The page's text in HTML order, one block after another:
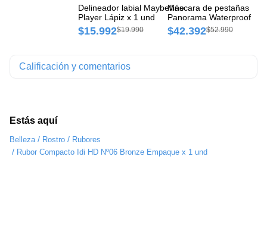
Estás aquí
Belleza / Rostro / Rubores
/ Rubor Compacto Idi HD Nº06 Bronze Empaque x 1 und
Delineador labial Maybelline
Player Lápiz x 1 und
$15.992$19.990
Máscara de pestañas Vol
Panorama Waterproof
x 1 und
$42.392$52.990
Calificación y comentarios